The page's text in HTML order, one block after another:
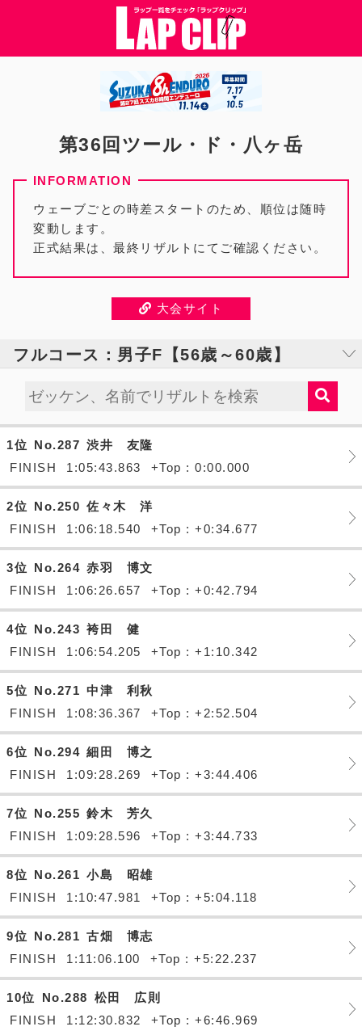
第36回ツール・ド・八ヶ岳
ウェーブごとの時差スタートのため、順位は随時
変動します。
正式結果は、最終リザルトにてご確認ください。
大会サイト
フルコース：男子F【56歳～60歳】
1位 No.287 渋井 友隆
FINISH
1:05:43.863 +Top : 0:00.000
2位 No.250 佐々木 洋
FINISH
1:06:18.540 +Top : +0:34.677
3位 No.264 赤羽 博文
FINISH
1:06:26.657 +Top : +0:42.794
4位 No.243 袴田 健
FINISH
1:06:54.205 +Top : +1:10.342
5位 No.271 中津 利秋
FINISH
1:08:36.367 +Top : +2:52.504
6位 No.294 細田 博之
FINISH
1:09:28.269 +Top : +3:44.406
7位 No.255 鈴木 芳久
FINISH
1:09:28.596 +Top : +3:44.733
8位 No.261 小島 昭雄
FINISH
1:10:47.981 +Top : +5:04.118
9位 No.281 古畑 博志
FINISH
1:11:06.100 +Top : +5:22.237
10位 No.288 松田 広則
FINISH
1:12:30.832 +Top : +6:46.969